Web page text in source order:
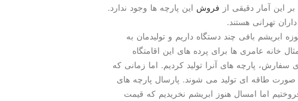
بر این آمار دقیقی از فروش این پارچه ها وجود ندارد.
تهرانی هستند.
بافی چند دستگاه داریم و تولیدمان به
خانه عامری ها برای پرده های این اقامتگاه
سفارش، پارچه های آنرا تولید كردیم. اما زمانی كه
طاقه ای تولید می شوند. پارسال پارچه های
هزار تومان می فروختیم اما امسال هنوز ابریشم نخریدیم كه قیمت